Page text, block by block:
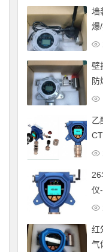
墙
爆
壁
防
乙
26
仪
红
气